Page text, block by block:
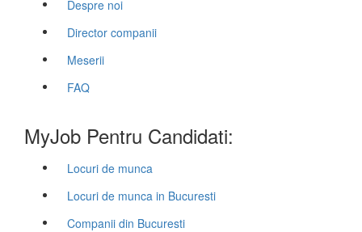
Despre noi
Director companii
Meserii
FAQ
MyJob Pentru Candidati:
Locuri de munca
Locuri de munca in Bucuresti
Companii din Bucuresti